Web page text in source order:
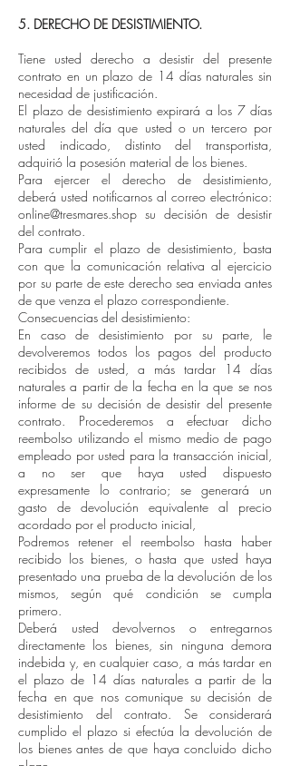
5. DERECHO DE DESISTIMIENTO.
Tiene usted derecho a desistir del presente
contrato en un plazo de 14 días naturales sin
necesidad de justificación.
El plazo de desistimiento expirará a los 7 días
naturales del día que usted o un tercero por
usted indicado, distinto del transportista,
adquirió la posesión material de los bienes.
Para ejercer el derecho de desistimiento,
deberá usted notificarnos al correo electrónico:
online@tresmares.shop su decisión de desistir
del contrato.
Para cumplir el plazo de desistimiento, basta
con que la comunicación relativa al ejercicio
por su parte de este derecho sea enviada antes
de que venza el plazo correspondiente.
Consecuencias del desistimiento:
En caso de desistimiento por su parte, le
devolveremos todos los pagos del producto
recibidos de usted, a más tardar 14 días
naturales a partir de la fecha en la que se nos
informe de su decisión de desistir del presente
contrato. Procederemos a efectuar dicho
reembolso utilizando el mismo medio de pago
empleado por usted para la transacción inicial,
a no ser que haya usted dispuesto
expresamente lo contrario; se generará un
gasto de devolución equivalente al precio
acordado por el producto inicial,
Podremos retener el reembolso hasta haber
recibido los bienes, o hasta que usted haya
presentado una prueba de la devolución de los
mismos, según qué condición se cumpla
primero.
Deberá usted devolvernos o entregarnos
directamente los bienes, sin ninguna demora
indebida y, en cualquier caso, a más tardar en
el plazo de 14 días naturales a partir de la
fecha en que nos comunique su decisión de
desistimiento del contrato. Se considerará
cumplido el plazo si efectúa la devolución de
los bienes antes de que haya concluido dicho